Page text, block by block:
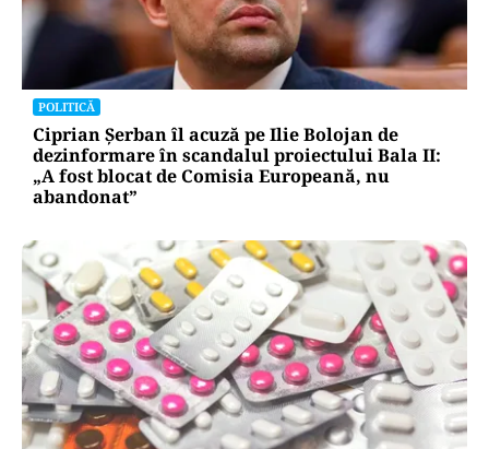
POLITICĂ
Ciprian Șerban îl acuză pe Ilie Bolojan de
dezinformare în scandalul proiectului Bala II:
„A fost blocat de Comisia Europeană, nu
abandonat”